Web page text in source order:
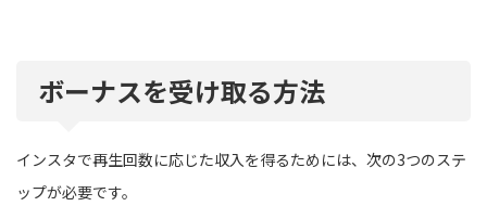
ボーナスを受け取る方法
インスタで再生回数に応じた収入を得るためには、次の3つのステ
ップが必要です。